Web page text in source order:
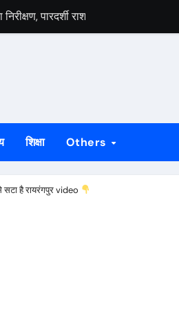
पारदर्शी राशन वितरण के दिए निर्देश
की तैयारियां हुई तेज, 9 अगस्त को
से, ज्ञापन सौंपा कंपनी की टीम क्षेत्र का
मजबूत करने का किया आह्वान
झंडी, तैयारियां पूरी
संचालन की उठाई मांग
शिक्षा Others
है रायरंगपुर video